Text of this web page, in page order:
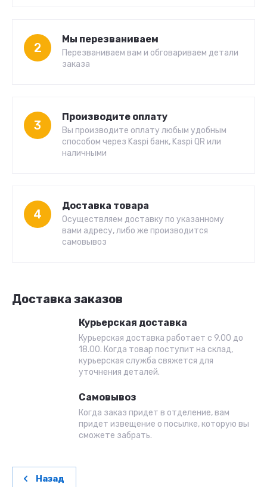
2
Мы перезваниваем
Перезваниваем вам и обговариваем детали
заказа
3
Производите оплату
Вы производите оплату любым удобным
способом через Kaspi банк, Kaspi QR или
наличными
4
Доставка товара
Осуществляем доставку по указанному
вами адресу, либо же производится
самовывоз
Доставка заказов
Курьерская доставка
Курьерская доставка работает с 9.00 до
18.00. Когда товар поступит на склад,
курьерская служба свяжется для
уточнения деталей.
Самовывоз
Когда заказ придет в отделение, вам
придет извещение о посылке, которую вы
сможете забрать.
Назад